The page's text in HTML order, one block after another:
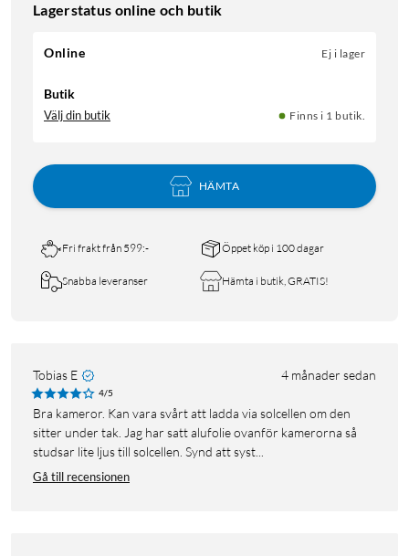
Lagerstatus online och butik
Online Ej i lager
Butik
Välj din butik Finns i 1 butik.
HÄMTA
Fri frakt från 599:- Öppet köp i 100 dagar
Snabba leveranser Hämta i butik, GRATIS!
Tobias E 4 månader sedan
4/5
Bra kameror. Kan vara svårt att ladda via solcellen om den
sitter under tak. Jag har satt alufolie ovanför kamerorna så
studsar lite ljus till solcellen. Synd att syst...
Gå till recensionen